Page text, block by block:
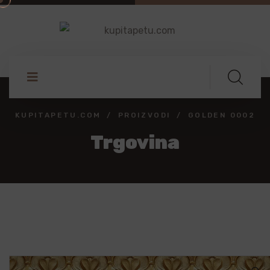
KUPITAPETU.COM PROIZVODI GOLDEN 0002
Trgovina